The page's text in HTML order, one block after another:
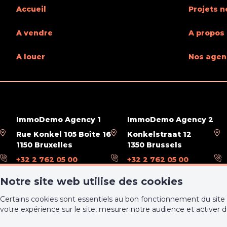
En chiffres
Nombre de sdd 2Sdd
Bureau
Sécurité
Charges & Rendement
Notre site web utilise des cookies
Certains cookies sont essentiels au bon fonctionnement du
votre expérience sur le site, mesurer notre audience et activer
Accueil
A vendre
A louer
Projets
A propos
Nos
ImmoDemo Agency 1
Rue Konkel 105 Boîte 16
1150 Bruxelles
+32 2 762 05 00
ImmoDemo Agency 2
Konkelstraat 12
1350 Brussels
+32 2 762 05 00